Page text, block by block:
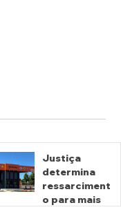
Justiça
determina
ressarciment
o para mais